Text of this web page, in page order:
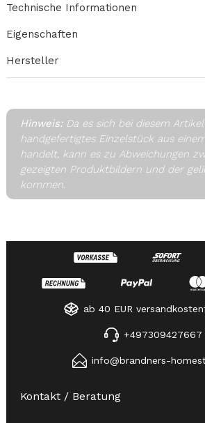
Technische Informationen
Eigenschaften
Hersteller
Hinweis: Da es sich bei diesem
handgefertigtes Einzelstück aus
handelt, kann es zu Abweichungen
gezeigten Produktbildern und der
kommen.
ab 40 EUR
+497309427667
info@brandners-
Kontakt / Beratung